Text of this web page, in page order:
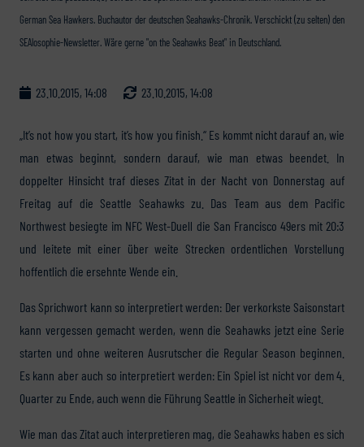
German Sea Hawkers. Buchautor der deutschen Seahawks-Chronik. Verschickt (zu selten) den
SEAlosophie-Newsletter. Wäre gerne "on the Seahawks Beat" in Deutschland.
23.10.2015, 14:08 23.10.2015, 14:08
„It’s not how you start, it’s how you finish.“ Es kommt nicht darauf an, wie
man etwas beginnt, sondern darauf, wie man etwas beendet. In
doppelter Hinsicht traf dieses Zitat in der Nacht von Donnerstag auf
Freitag auf die Seattle Seahawks zu. Das Team aus dem Pacific
Northwest besiegte im NFC West-Duell die San Francisco 49ers mit 20:3
und leitete mit einer über weite Strecken ordentlichen Vorstellung
hoffentlich die ersehnte Wende ein.
Das Sprichwort kann so interpretiert werden: Der verkorkste Saisonstart
kann vergessen gemacht werden, wenn die Seahawks jetzt eine Serie
starten und ohne weiteren Ausrutscher die Regular Season beginnen.
Es kann aber auch so interpretiert werden: Ein Spiel ist nicht vor dem 4.
Quarter zu Ende, auch wenn die Führung Seattle in Sicherheit wiegt.
Wie man das Zitat auch interpretieren mag, die Seahawks haben es sich